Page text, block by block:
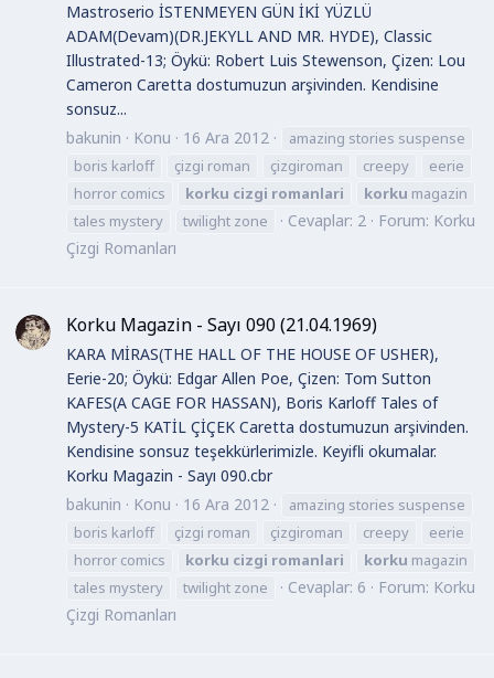
Mastroserio İSTENMEYEN GÜN İKİ YÜZLÜ
ADAM(Devam)(DR.JEKYLL AND MR. HYDE), Classic
Illustrated-13; Öykü: Robert Luis Stewenson, Çizen: Lou
Cameron Caretta dostumuzun arşivinden. Kendisine
sonsuz...
bakunin
Konu 16 Ara 2012
amazing stories suspense
boris karloff
çizgi roman çizgiroman creepy
eerie
horror comics
korku cizgi romanlari korku magazin
tales mystery
twilight zone Cevaplar: 2 Forum: Korku
Çizgi Romanları
Korku Magazin - Sayı 090 (21.04.1969)
KARA MİRAS(THE HALL OF THE HOUSE OF USHER),
Eerie-20; Öykü: Edgar Allen Poe, Çizen: Tom Sutton
KAFES(A CAGE FOR HASSAN), Boris Karloff Tales of
Mystery-5 KATİL ÇİÇEK Caretta dostumuzun arşivinden.
Kendisine sonsuz teşekkürlerimizle. Keyifli okumalar.
Korku Magazin - Sayı 090.cbr
bakunin
Konu 16 Ara 2012
amazing stories suspense
boris karloff
çizgi roman çizgiroman creepy
eerie
horror comics
korku cizgi romanlari korku magazin
tales mystery
twilight zone Cevaplar: 6 Forum: Korku
Çizgi Romanları